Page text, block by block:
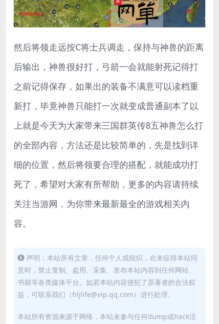
然后将领走远按C将士兵调走，保持与神兽的距离
后输出，神兽很好打，弓箭一会就能射死记得打
之前记得保存，如果出的装备不满意可以读档重
新打，毕竟神兽只能打一次就变成普通副本了以
上就是今天为大家带来三国群英传8五神兽怎么打
的全部内容，方法还是比较简单的，先是找到详
细的位置，然后将领要合理的搭配，就能成功打
死了，希望对大家有所帮助，更多的内容请持续
关注当游网，为你带来最新最全的游戏相关内
容。
声明：本站所有文章，任何个人或组织，在未征得本站同
意时，禁止复制、盗用、采集、发布本站内容到任何网站、
书籍等各类媒体平台。如若本站内容侵犯了原著者的合法权
益，可联系我们（hljlife@vip.qq.com）进行处理。
本站所有资源来源于网络，本站未参与任何dump或hack活